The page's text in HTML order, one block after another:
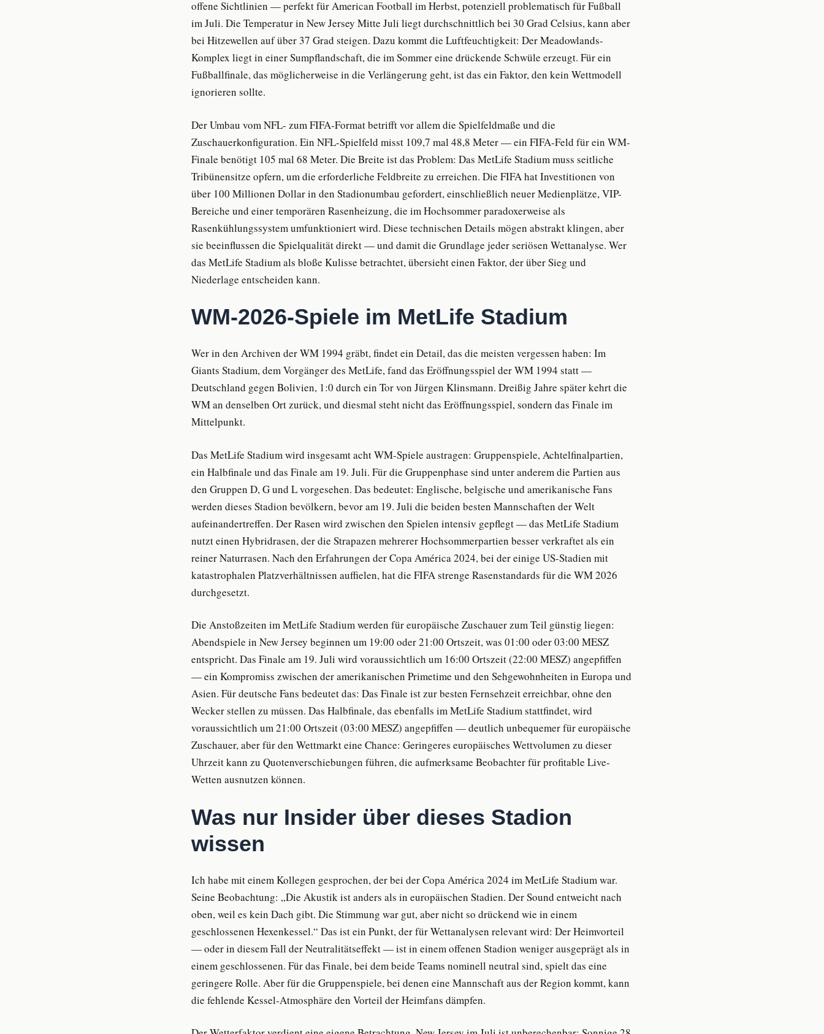
offene Sichtlinien — perfekt für American Football im Herbst, potenziell problematisch für Fußball
im Juli. Die Temperatur in New Jersey Mitte Juli liegt durchschnittlich bei 30 Grad Celsius, kann aber
bei Hitzewellen auf über 37 Grad steigen. Dazu kommt die Luftfeuchtigkeit: Der Meadowlands-
Komplex liegt in einer Sumpflandschaft, die im Sommer eine drückende Schwüle erzeugt. Für ein
Fußballfinale, das möglicherweise in die Verlängerung geht, ist das ein Faktor, den kein Wettmodell
ignorieren sollte.
Der Umbau vom NFL- zum FIFA-Format betrifft vor allem die Spielfeldmaße und die
Zuschauerkonfiguration. Ein NFL-Spielfeld misst 109,7 mal 48,8 Meter — ein FIFA-Feld für ein WM-
Finale benötigt 105 mal 68 Meter. Die Breite ist das Problem: Das MetLife Stadium muss seitliche
Tribünensitze opfern, um die erforderliche Feldbreite zu erreichen. Die FIFA hat Investitionen von
über 100 Millionen Dollar in den Stadionumbau gefordert, einschließlich neuer Medienplätze, VIP-
Bereiche und einer temporären Rasenheizung, die im Hochsommer paradoxerweise als
Rasenkühlungssystem umfunktioniert wird. Diese technischen Details mögen abstrakt klingen, aber
sie beeinflussen die Spielqualität direkt — und damit die Grundlage jeder seriösen Wettanalyse. Wer
das MetLife Stadium als bloße Kulisse betrachtet, übersieht einen Faktor, der über Sieg und
Niederlage entscheiden kann.
WM-2026-Spiele im MetLife Stadium
Wer in den Archiven der WM 1994 gräbt, findet ein Detail, das die meisten vergessen haben: Im
Giants Stadium, dem Vorgänger des MetLife, fand das Eröffnungsspiel der WM 1994 statt —
Deutschland gegen Bolivien, 1:0 durch ein Tor von Jürgen Klinsmann. Dreißig Jahre später kehrt die
WM an denselben Ort zurück, und diesmal steht nicht das Eröffnungsspiel, sondern das Finale im
Mittelpunkt.
Das MetLife Stadium wird insgesamt acht WM-Spiele austragen: Gruppenspiele, Achtelfinalpartien,
ein Halbfinale und das Finale am 19. Juli. Für die Gruppenphase sind unter anderem die Partien aus
den Gruppen D, G und L vorgesehen. Das bedeutet: Englische, belgische und amerikanische Fans
werden dieses Stadion bevölkern, bevor am 19. Juli die beiden besten Mannschaften der Welt
aufeinandertreffen. Der Rasen wird zwischen den Spielen intensiv gepflegt — das MetLife Stadium
nutzt einen Hybridrasen, der die Strapazen mehrerer Hochsommerpartien besser verkraftet als ein
reiner Naturrasen. Nach den Erfahrungen der Copa América 2024, bei der einige US-Stadien mit
katastrophalen Platzverhältnissen auffielen, hat die FIFA strenge Rasenstandards für die WM 2026
durchgesetzt.
Die Anstoßzeiten im MetLife Stadium werden für europäische Zuschauer zum Teil günstig liegen:
Abendspiele in New Jersey beginnen um 19:00 oder 21:00 Ortszeit, was 01:00 oder 03:00 MESZ
entspricht. Das Finale am 19. Juli wird voraussichtlich um 16:00 Ortszeit (22:00 MESZ) angepfiffen
— ein Kompromiss zwischen der amerikanischen Primetime und den Sehgewohnheiten in Europa und
Asien. Für deutsche Fans bedeutet das: Das Finale ist zur besten Fernsehzeit erreichbar, ohne den
Wecker stellen zu müssen. Das Halbfinale, das ebenfalls im MetLife Stadium stattfindet, wird
voraussichtlich um 21:00 Ortszeit (03:00 MESZ) angepfiffen — deutlich unbequemer für europäische
Zuschauer, aber für den Wettmarkt eine Chance: Geringeres europäisches Wettvolumen zu dieser
Uhrzeit kann zu Quotenverschiebungen führen, die aufmerksame Beobachter für profitable Live-
Wetten ausnutzen können.
Was nur Insider über dieses Stadion
wissen
Ich habe mit einem Kollegen gesprochen, der bei der Copa América 2024 im MetLife Stadium war.
Seine Beobachtung: „Die Akustik ist anders als in europäischen Stadien. Der Sound entweicht nach
oben, weil es kein Dach gibt. Die Stimmung war gut, aber nicht so drückend wie in einem
geschlossenen Hexenkessel.“ Das ist ein Punkt, der für Wettanalysen relevant wird: Der Heimvorteil
— oder in diesem Fall der Neutralitätseffekt — ist in einem offenen Stadion weniger ausgeprägt als in
einem geschlossenen. Für das Finale, bei dem beide Teams nominell neutral sind, spielt das eine
geringere Rolle. Aber für die Gruppenspiele, bei denen eine Mannschaft aus der Region kommt, kann
die fehlende Kessel-Atmosphäre den Vorteil der Heimfans dämpfen.